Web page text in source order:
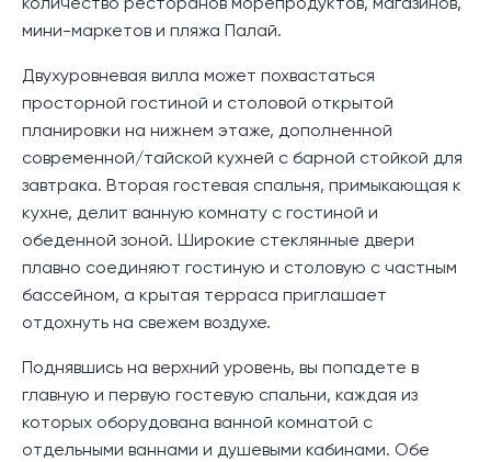
количество ресторанов морепродуктов, магазинов,
мини-маркетов и пляжа Палай.
Двухуровневая вилла может похвастаться
просторной гостиной и столовой открытой
планировки на нижнем этаже, дополненной
современной/тайской кухней с барной стойкой для
завтрака. Вторая гостевая спальня, примыкающая к
кухне, делит ванную комнату с гостиной и
обеденной зоной. Широкие стеклянные двери
плавно соединяют гостиную и столовую с частным
бассейном, а крытая терраса приглашает
отдохнуть на свежем воздухе.
Поднявшись на верхний уровень, вы попадете в
главную и первую гостевую спальни, каждая из
которых оборудована ванной комнатой с
отдельными ваннами и душевыми кабинами. Обе